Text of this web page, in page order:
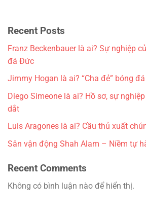
Recent Posts
Franz Beckenbauer là ai? Sự nghiệp
đá Đức
Jimmy Hogan là ai? “Cha đẻ” bóng
Diego Simeone là ai? Hồ sơ, sự
dắt
Luis Aragones là ai? Cầu thủ xuất
Sân vận động Shah Alam – Niềm tự
Recent Comments
Không có bình luận nào để hiển thị.